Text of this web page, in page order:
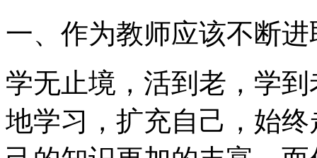
一、作为教师应该不断
学无止境，活到老，学
地学习，扩充自己，始